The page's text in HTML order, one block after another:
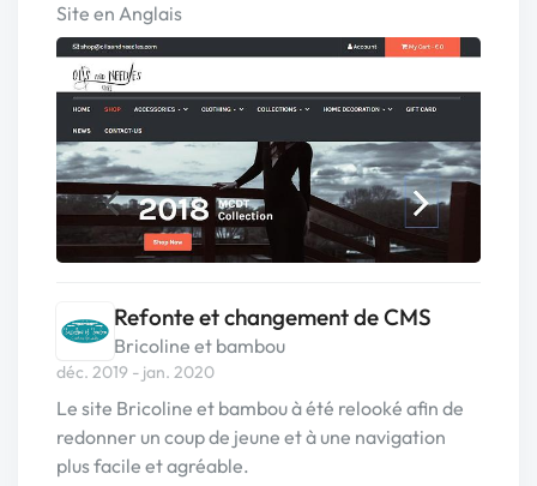
Site en Anglais
Refonte et changement de CMS
Bricoline et bambou
déc. 2019 - jan. 2020
Le site Bricoline et bambou à été relooké afin de
redonner un coup de jeune et à une navigation
plus facile et agréable.